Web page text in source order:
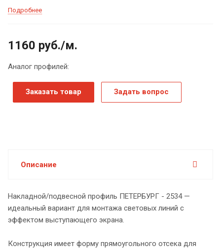
Подробнее
1160 руб./м.
Аналог профилей:
Заказать товар Задать вопрос
Описание
Накладной/подвесной профиль ПЕТЕРБУРГ - 2534 —
идеальный вариант для монтажа световых линий с
эффектом выступающего экрана.
Конструкция имеет форму прямоугольного отсека для